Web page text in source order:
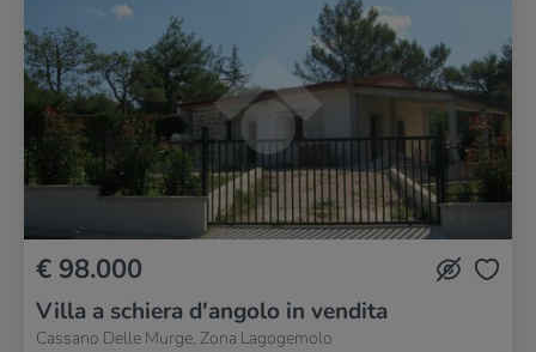
€ 98.000
Villa a schiera d'angolo in vendita
Cassano Delle Murge, Zona Lagogemolo